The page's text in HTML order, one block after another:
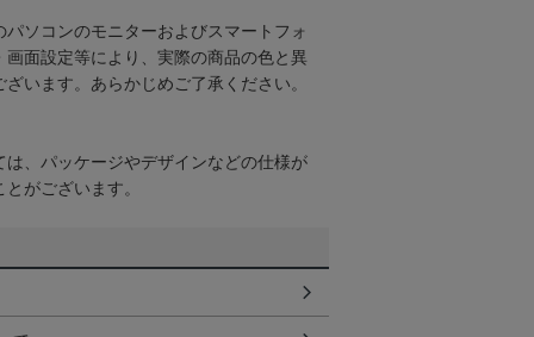
ソコンのモニターおよびスマートフォ
画面設定等により、実際の商品の色と異
います。あらかじめご了承ください。
は、パッケージやデザインなどの仕様が
がございます。